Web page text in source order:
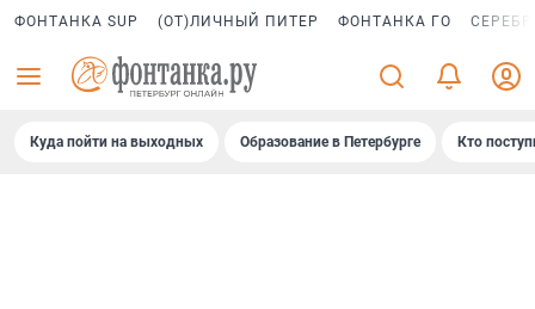
ФОНТАНКА SUP (ОТ)ЛИЧНЫЙ ПИТЕР ФОНТАНКА ГО
Куда пойти на выходных Образование в Петербурге Кто